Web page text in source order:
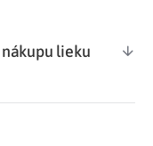
lieku